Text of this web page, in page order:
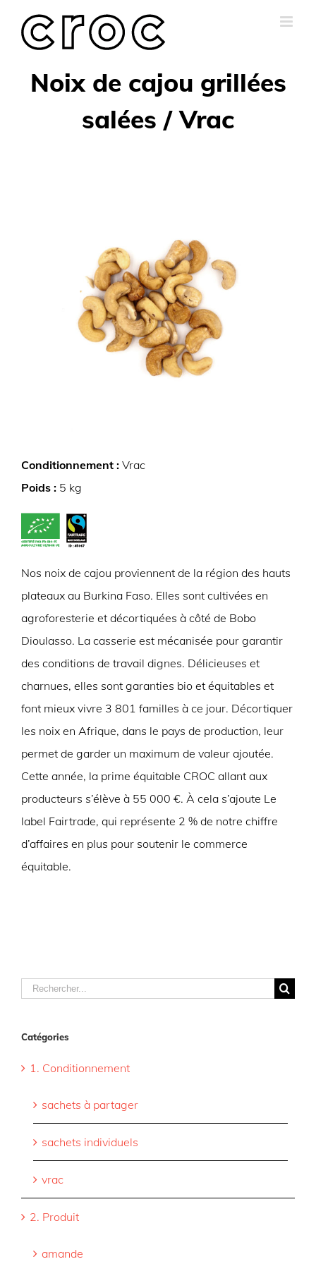
Noix de cajou grillées
salées / Vrac
Conditionnement : Vrac
Poids : 5 kg
Nos noix de cajou proviennent de la région des hauts
plateaux au Burkina Faso. Elles sont cultivées en
agroforesterie et décortiquées à côté de Bobo
Dioulasso. La casserie est mécanisée pour garantir
des conditions de travail dignes. Délicieuses et
charnues, elles sont garanties bio et équitables et
font mieux vivre 3 801 familles à ce jour. Décortiquer
les noix en Afrique, dans le pays de production, leur
permet de garder un maximum de valeur ajoutée.
Cette année, la prime équitable CROC allant aux
producteurs s’élève à 55 000 €. À cela s’ajoute Le
label Fairtrade, qui représente 2 % de notre chiffre
d’affaires en plus pour soutenir le commerce
équitable.
Rechercher
Catégories
1. Conditionnement
sachets à partager
sachets individuels
vrac
2. Produit
amande